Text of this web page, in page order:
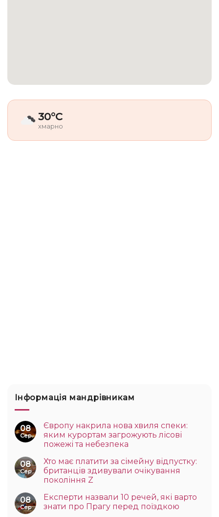
30°C
хмарно
Інформація мандрівникам
08
Сер
Європу накрила нова хвиля спеки:
яким курортам загрожують лісові
пожежі та небезпека
08
Сер
Хто має платити за сімейну відпустку:
британців здивували очікування
покоління Z
08
Сер
Експерти назвали 10 речей, які варто
знати про Прагу перед поїздкою